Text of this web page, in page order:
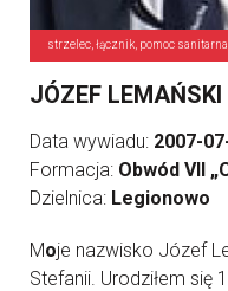
strzelec, łącznik, pomoc
JÓZEF LEMAŃSKI
Data wywiadu: 2007-
Formacja: Obwód VII
Dzielnica: Legionowo
Moje nazwisko Józef
Stefanii. Urodziłem się